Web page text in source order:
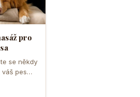
pro
se někdy
váš pes